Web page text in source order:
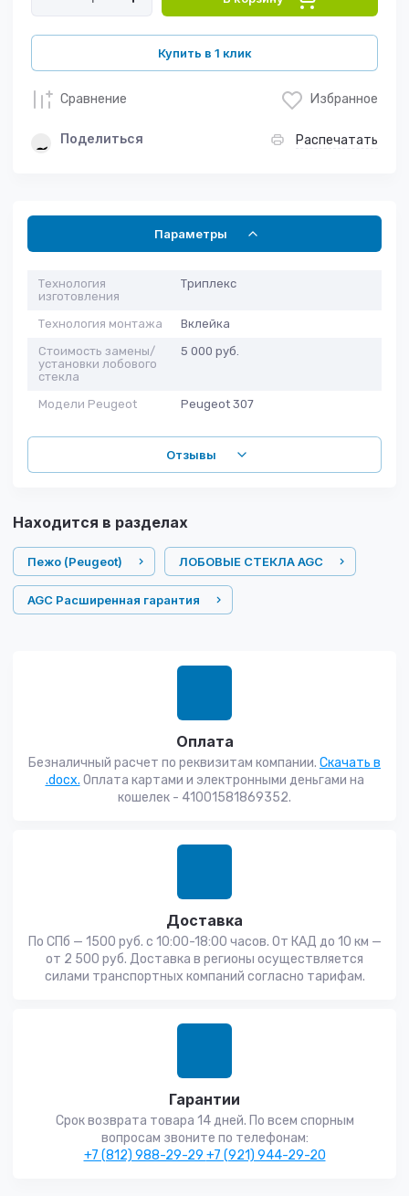
Купить в 1 клик
Сравнение Избранное
Поделиться Распечатать
Параметры
Технология
изготовления
Триплекс
Технология монтажа
Вклейка
Стоимость замены/
установки лобового
стекла
5 000 руб.
Модели Peugeot Peugeot 307
Отзывы
Находится в разделах
Пежо (Peugeot) ЛОБОВЫЕ СТЕКЛА AGC
AGC Расширенная гарантия
Оплата
Безналичный расчет по реквизитам компании. Скачать в
.docx. Оплата картами и электронными деньгами на
кошелек - 41001581869352.
Доставка
По СПб — 1500 руб. с 10:00-18:00 часов. От КАД до 10 км —
от 2 500 руб. Доставка в регионы осуществляется
силами транспортных компаний согласно тарифам.
Гарантии
Срок возврата товара 14 дней. По всем спорным
вопросам звоните по телефонам:
+7 (812) 988-29-29 +7 (921) 944-29-20